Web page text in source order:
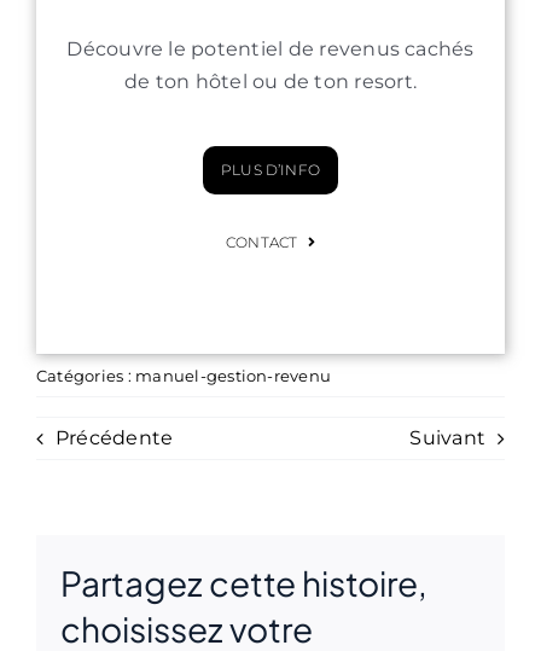
Découvre le potentiel de revenus cachés
de ton hôtel ou de ton resort.
PLUS D’INFO
CONTACT
Catégories : manuel-gestion-revenu
Précédente Suivant
Partagez cette histoire,
choisissez votre